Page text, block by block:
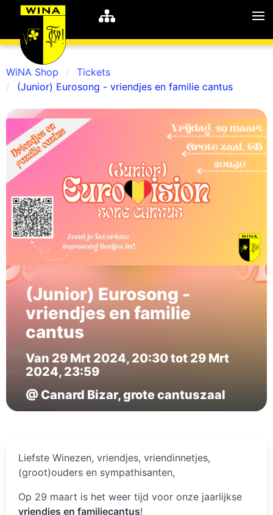
WiNA MyWiNA
Career
Shop
Studie
Schachten
WiNA Shop
Tickets
(Junior) Eurosong - vriendjes en familie cantus
(Junior) Eurosong -
vriendjes en familie
cantus
Van 29 Mrt 2024, 20:30 tot 29 Mrt
2024, 23:59
@ Canard Bizar, grote cantuszaal
Liefste Winezen, vriendjes, vriendinnetjes,
(groot)ouders en sympathisanten,
Op 29 maart is het weer tijd voor onze jaarlijkse
vriendjes en familiecantus!